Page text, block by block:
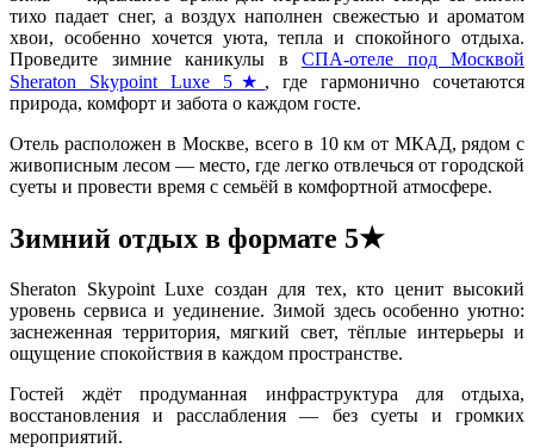
тихо падает снег, а воздух наполнен свежестью и ароматом
хвои, особенно хочется уюта, тепла и спокойного отдыха.
Проведите зимние каникулы в СПА-отеле под Москвой
Sheraton Skypoint Luxe 5★ , где гармонично сочетаются
природа, комфорт и забота о каждом госте.
Отель расположен в Москве, всего в 10 км от МКАД, рядом с
живописным лесом — место, где легко отвлечься от городской
суеты и провести время с семьёй в комфортной атмосфере.
Зимний отдых в формате 5★
Sheraton Skypoint Luxe создан для тех, кто ценит высокий
уровень сервиса и уединение. Зимой здесь особенно уютно:
заснеженная территория, мягкий свет, тёплые интерьеры и
ощущение спокойствия в каждом пространстве.
Гостей ждёт продуманная инфраструктура для отдыха,
восстановления и расслабления — без суеты и громких
мероприятий.